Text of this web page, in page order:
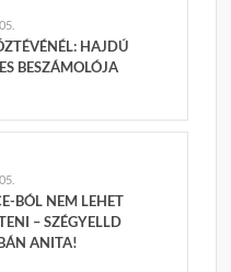
HAJDÚ
BESZÁMOLÓJA
BÓL NEM LEHET
– SZÉGYELLD
ANITA!